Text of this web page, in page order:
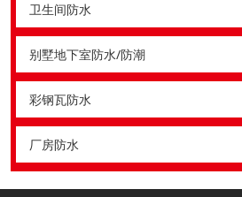
卫生间防水
别墅地下室防水/防潮
彩钢瓦防水
厂房防水